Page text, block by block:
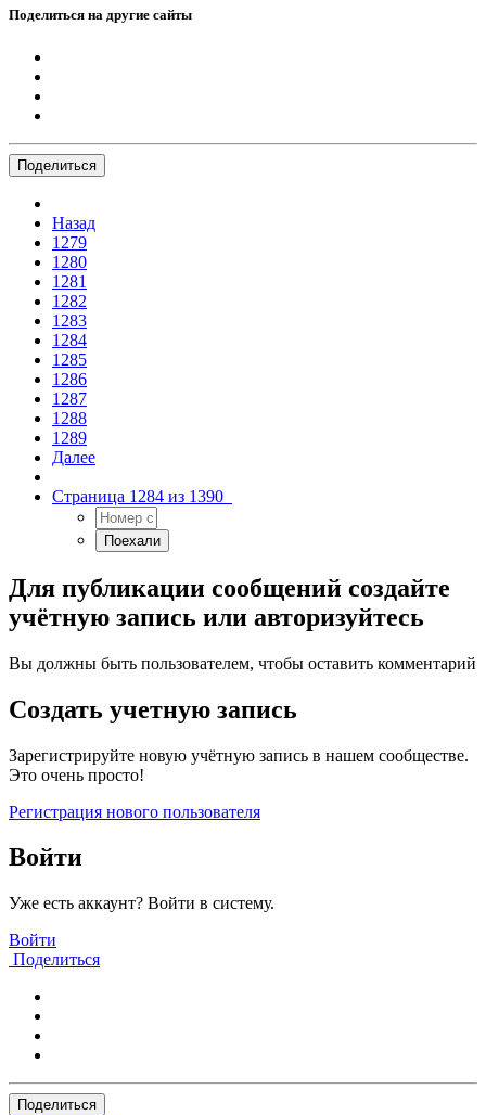
Поделиться на другие сайты
Поделиться
Назад
1279
1280
1281
1282
1283
1284
1285
1286
1287
1288
1289
Далее
Страница 1284 из 1390
Для публикации сообщений создайте
учётную запись или авторизуйтесь
Вы должны быть пользователем, чтобы оставить комментарий
Создать учетную запись
Зарегистрируйте новую учётную запись в нашем сообществе.
Это очень просто!
Регистрация нового пользователя
Войти
Уже есть аккаунт? Войти в систему.
Войти
Поделиться
Поделиться